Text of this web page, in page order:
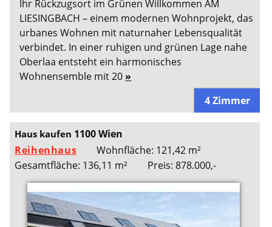
Ihr Rückzugsort im Grünen Willkommen AM
LIESINGBACH – einem modernen Wohnprojekt, das
urbanes Wohnen mit naturnaher Lebensqualität
verbindet. In einer ruhigen und grünen Lage nahe
Oberlaa entsteht ein harmonisches
Wohnensemble mit 20 »
4 Zimmer
Haus kaufen 1100 Wien
Reihenhaus
Wohnfläche: 121,42 m²
Gesamtfläche: 136,11 m²
Preis: 878.000,-